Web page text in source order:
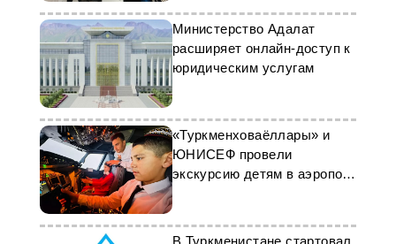
Министерство Адалат
расширяет онлайн-доступ к
юридическим услугам
«Туркменховаёллары» и
ЮНИСЕФ провели
экскурсию детям в аэропорт
Ашхабада
В Туркменистане стартовал